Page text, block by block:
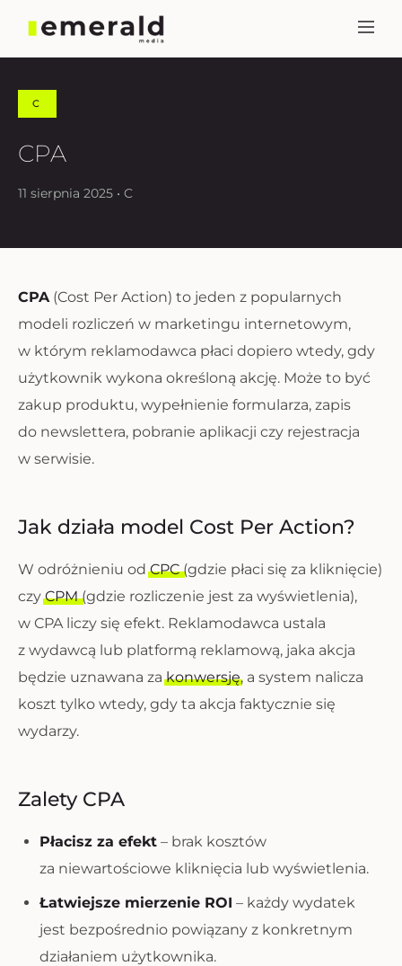
C
CPA
11 sierpnia 2025 • C
CPA(Cost Per Action) to jeden z popularnych
modeli rozliczeń w marketingu internetowym,
w którym reklamodawca płaci dopiero wtedy, gdy
użytkownik wykona określoną akcję. Może to być
zakup produktu, wypełnienie formularza, zapis
do newslettera, pobranie aplikacji czy rejestracja
w serwisie.
Jak działa model Cost Per Action?
W odróżnieniu odCPC(gdzie płaci się za kliknięcie)
czyCPM(gdzie rozliczenie jest za wyświetlenia),
w CPA liczy się efekt. Reklamodawca ustala
z wydawcą lub platformą reklamową, jaka akcja
będzie uznawana zakonwersję, a system nalicza
koszt tylko wtedy, gdy ta akcja faktycznie się
wydarzy.
Zalety CPA
Płacisz za efekt – brak kosztów
za niewartościowe kliknięcia lub wyświetlenia.
Łatwiejsze mierzenie ROI – każdy wydatek
jest bezpośrednio powiązany z konkretnym
działaniem użytkownika.